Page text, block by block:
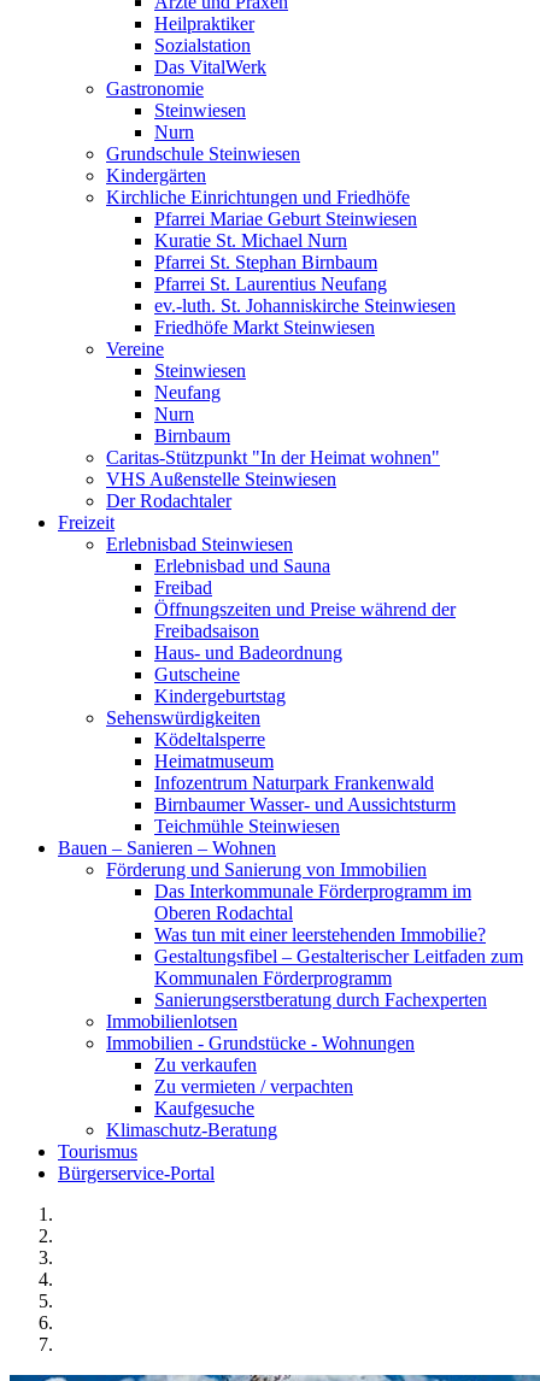
Heilpraktiker
Sozialstation
Das VitalWerk
Gastronomie
Steinwiesen
Nurn
Grundschule Steinwiesen
Kindergärten
Kirchliche Einrichtungen und Friedhöfe
Pfarrei Mariae Geburt Steinwiesen
Kuratie St. Michael Nurn
Pfarrei St. Stephan Birnbaum
Pfarrei St. Laurentius Neufang
ev.-luth. St. Johanniskirche Steinwiesen
Friedhöfe Markt Steinwiesen
Vereine
Steinwiesen
Neufang
Nurn
Birnbaum
Caritas-Stützpunkt "In der Heimat wohnen"
VHS Außenstelle Steinwiesen
Der Rodachtaler
Freizeit
Erlebnisbad Steinwiesen
Erlebnisbad und Sauna
Freibad
Öffnungszeiten und Preise während der
Freibadsaison
Haus- und Badeordnung
Gutscheine
Kindergeburtstag
Sehenswürdigkeiten
Ködeltalsperre
Heimatmuseum
Infozentrum Naturpark Frankenwald
Birnbaumer Wasser- und Aussichtsturm
Teichmühle Steinwiesen
Bauen – Sanieren – Wohnen
Förderung und Sanierung von Immobilien
Das Interkommunale Förderprogramm im
Oberen Rodachtal
Was tun mit einer leerstehenden Immobilie?
Gestaltungsfibel – Gestalterischer Leitfaden zum
Kommunalen Förderprogramm
Sanierungserstberatung durch Fachexperten
Immobilienlotsen
Immobilien - Grundstücke - Wohnungen
Zu verkaufen
Zu vermieten / verpachten
Kaufgesuche
Klimaschutz-Beratung
Tourismus
Bürgerservice-Portal